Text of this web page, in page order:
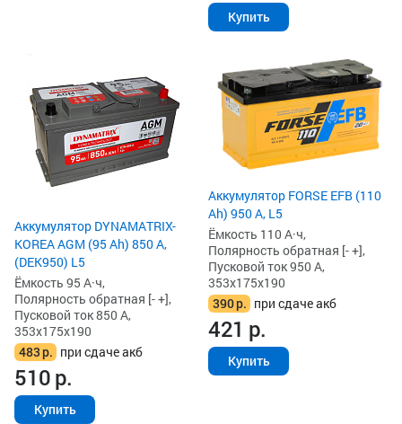
Купить
Аккумулятор DYNAMATRIX-
KOREA AGM (95 Ah) 850 А,
(DEK950) L5
Ёмкость 95 А·ч,
Полярность обратная [- +],
Пусковой ток 850 А,
353x175x190
483р. при сдаче акб
510р.
Купить
Аккумулятор FORSE EFB (110
Ah) 950 А, L5
Ёмкость 110 А·ч,
Полярность обратная [- +],
Пусковой ток 950 А,
353x175x190
390р. при сдаче акб
421 р.
Купить